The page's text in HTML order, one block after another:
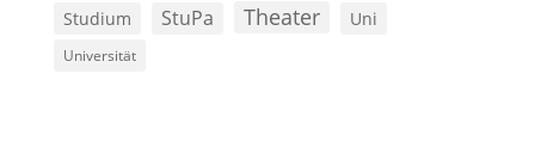
Studium StuPa Theater Uni
Universität